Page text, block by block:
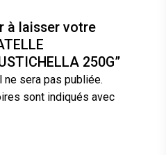
à laisser votre
250G”
sera pas publiée.
sont indiqués avec